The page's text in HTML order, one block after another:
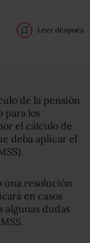
Leer después
de la pensión
para los
el cálculo de
deba aplicar el
una resolución
en casos
algunas dudas